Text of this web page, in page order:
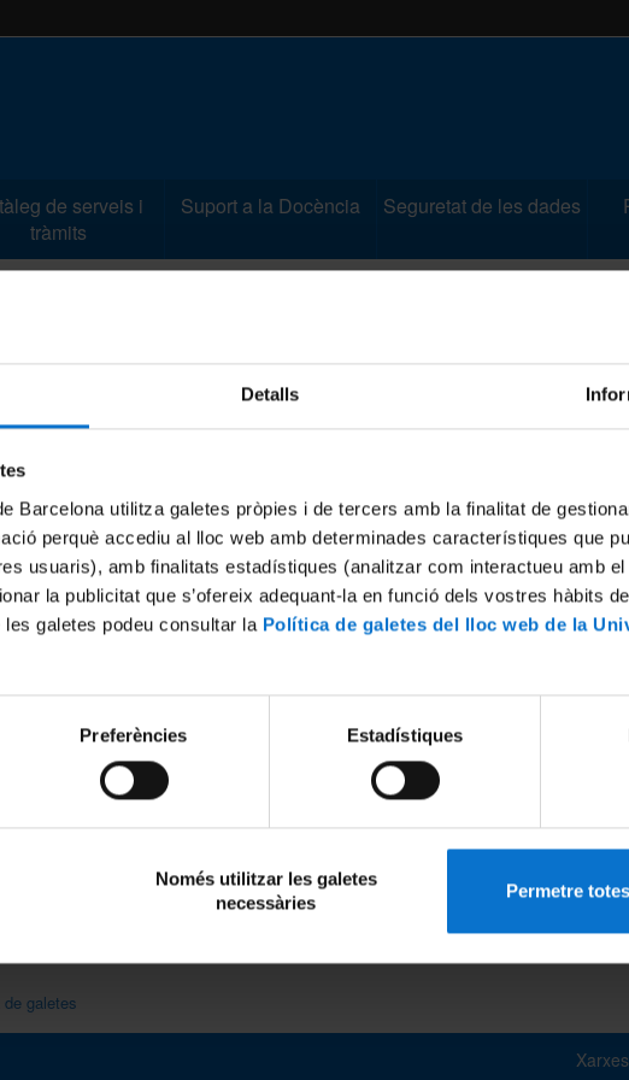
Detalls
Barcelona utilitza galetes pròpies i de tercers amb la finalitat de
perquè accediu al lloc web amb determinades característiques que
usuaris), amb finalitats estadístiques (analitzar com interactueu amb
la publicitat que s’ofereix adequant-la en funció dels vostres hàbits
galetes podeu consultar la Política de galetes del lloc web de la
Preferències Estadístiques
Només utilitzar les galetes
necessàries
Permetre
de serveis i
tràmits
Suport a la Docència Seguretat de les dades
a la seva operativitat com traduïr-se en una
s'empra per al programari, però de fet el mot
excessiu de dades, se'n diu que "té unbug". Però potser
que algú amb prou coneixements podria fer servir per
de les Corts 131-159
93 402 16 87
galetes